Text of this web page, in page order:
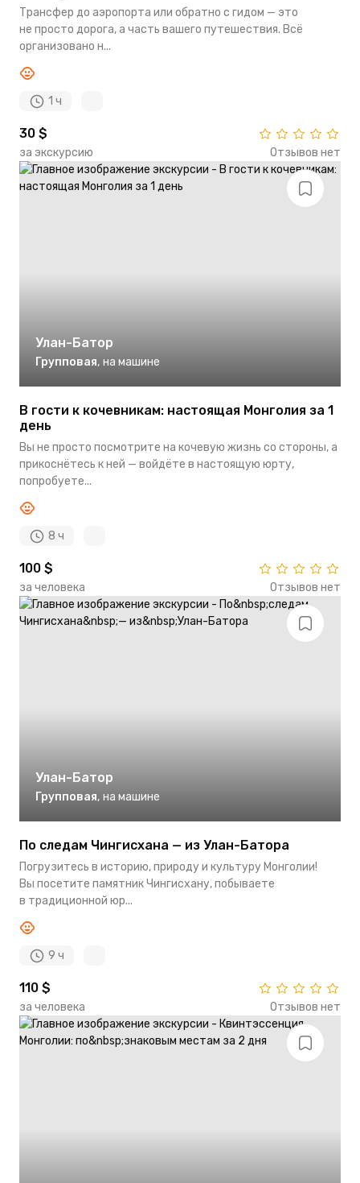
Трансфер до аэропорта или обратно с гидом — это
не просто дорога, а часть вашего путешествия. Всё
организовано н...
1 ч
30 $
за экскурсию Отзывов нет
Улан-Батор
Групповая, на машине
В гости к кочевникам: настоящая Монголия за 1
день
Вы не просто посмотрите на кочевую жизнь со стороны, а
прикоснётесь к ней — войдёте в настоящую юрту,
попробуете...
8 ч
100 $
за человека Отзывов нет
Улан-Батор
Групповая, на машине
По следам Чингисхана — из Улан-Батора
Погрузитесь в историю, природу и культуру Монголии!
Вы посетите памятник Чингисхану, побываете
в традиционной юр...
9 ч
110 $
за человека Отзывов нет